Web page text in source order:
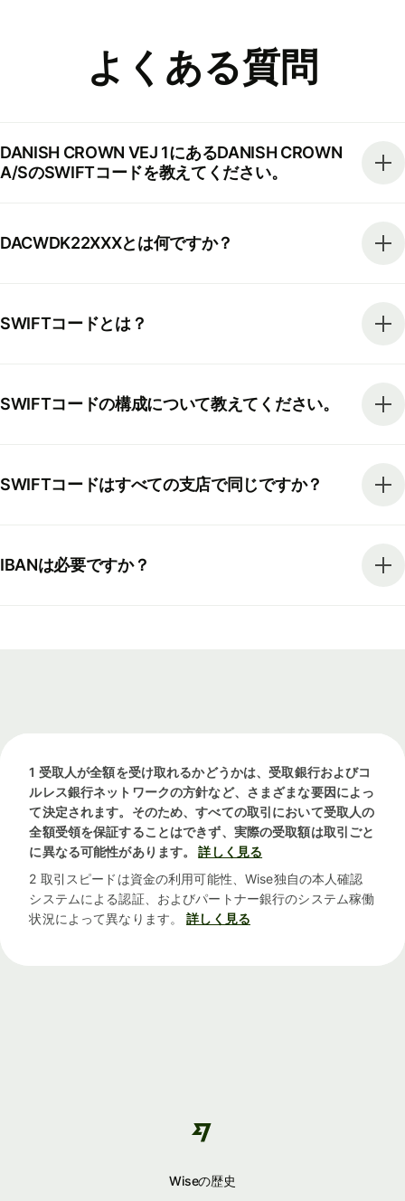
よくある質問
DANISH CROWN VEJ 1にあるDANISH CROWN
A/SのSWIFTコードを教えてください。
DACWDK22XXXとは何ですか？
SWIFTコードとは？
SWIFTコードの構成について教えてください。
SWIFTコードはすべての支店で同じですか？
IBANは必要ですか？
1 受取人が全額を受け取れるかどうかは、受取銀行およびコ
ルレス銀行ネットワークの方針など、さまざまな要因によっ
て決定されます。そのため、すべての取引において受取人の
全額受領を保証することはできず、実際の受取額は取引ごと
に異なる可能性があります。
詳しく見る
2 取引スピードは資金の利用可能性、Wise独自の本人確認
システムによる認証、およびパートナー銀行のシステム稼働
状況によって異なります。
詳しく見る
Wiseの歴史